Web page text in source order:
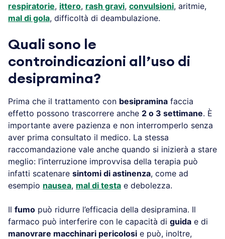
respiratorie, ittero, rash gravi, convulsioni, aritmie,
mal di gola, difficoltà di deambulazione.
Quali sono le
controindicazioni all’uso di
desipramina?
Prima che il trattamento con besipramina faccia
effetto possono trascorrere anche 2 o 3 settimane. È
importante avere pazienza e non interromperlo senza
aver prima consultato il medico. La stessa
raccomandazione vale anche quando si inizierà a stare
meglio: l’interruzione improvvisa della terapia può
infatti scatenare sintomi di astinenza, come ad
esempio nausea, mal di testa e debolezza.
Il fumo può ridurre l’efficacia della desipramina. Il
farmaco può interferire con le capacità di guida e di
manovrare macchinari pericolosi e può, inoltre,